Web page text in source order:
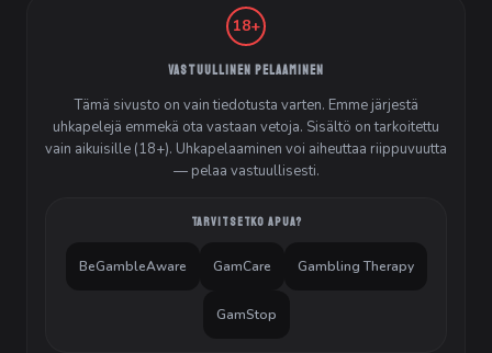
18+
VASTUULLINEN PELAAMINEN
Tämä sivusto on vain tiedotusta varten. Emme järjestä
uhkapelejä emmekä ota vastaan vetoja. Sisältö on tarkoitettu
vain aikuisille (18+). Uhkapelaaminen voi aiheuttaa riippuvuutta
— pelaa vastuullisesti.
TARVITSETKO APUA?
BeGambleAware GamCare Gambling Therapy
GamStop